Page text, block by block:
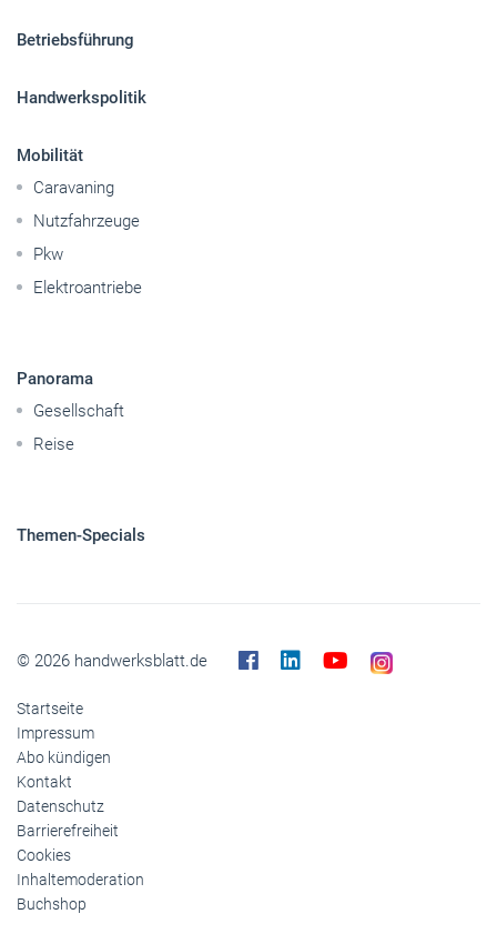
Betriebsführung
Handwerkspolitik
Mobilität
Caravaning
Nutzfahrzeuge
Pkw
Elektroantriebe
Panorama
Gesellschaft
Reise
Themen-Specials
© 2026 handwerksblatt.de
Startseite
Impressum
Abo kündigen
Kontakt
Datenschutz
Barrierefreiheit
Cookies
Inhaltemoderation
Buchshop